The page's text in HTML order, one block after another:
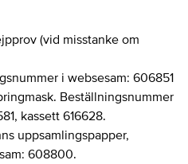
(vid misstanke om
i websesam: 606851
Beställningsnummer
kassett 616628.
uppsamlingspapper,
608800.